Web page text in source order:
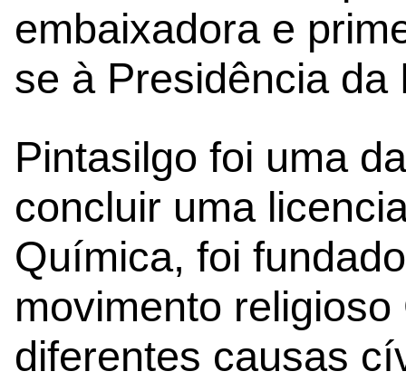
embaixadora e
se à Presidência da
Pintasilgo foi uma
concluir uma
Química, foi
movimento
diferentes causas